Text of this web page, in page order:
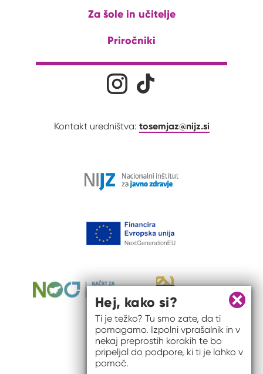
Za šole in učitelje
Priročniki
Družabna omrežjaNa naš Instagram profil
Kontakt uredništva: tosemjaz@nijz.si
Zapri
Hej, kako si?
Ti je težko? Tu smo zate, da ti
pomagamo. Izpolni vprašalnik in v
nekaj preprostih korakih te bo
pripeljal do podpore, ki ti je lahko v
pomoč.